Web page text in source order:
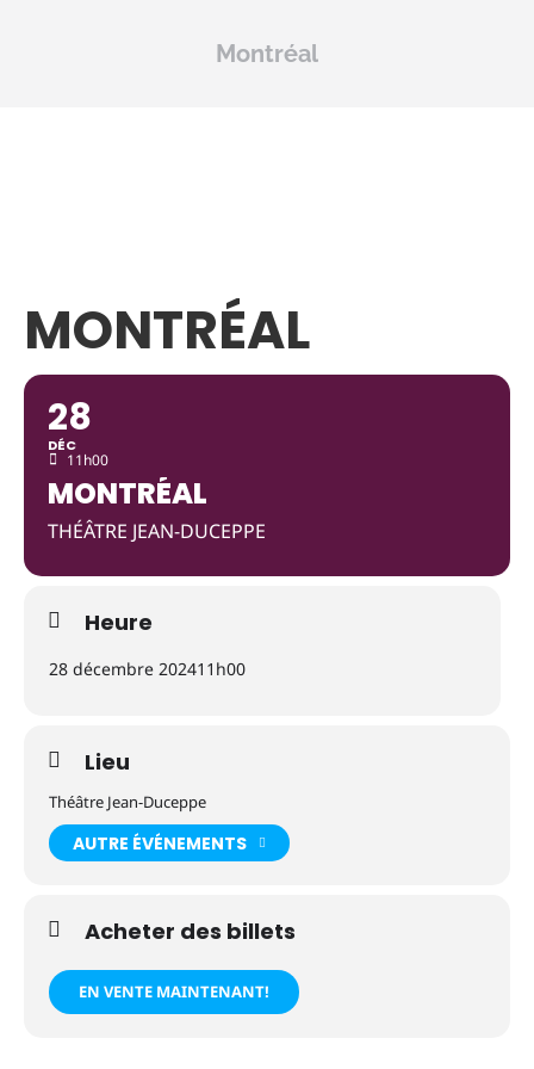
Montréal
MONTRÉAL
28
DÉC
11h00
MONTRÉAL
THÉÂTRE JEAN-DUCEPPE
Heure
28 décembre 202411h00
Lieu
Théâtre Jean-Duceppe
AUTRE ÉVÉNEMENTS
Acheter des billets
EN VENTE MAINTENANT!